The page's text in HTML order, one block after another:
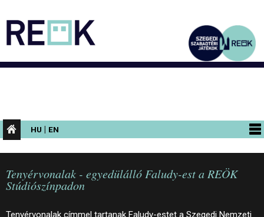
HU | EN
PROGRAMOK
KIÁLLÍTÁSOK
Tenyérvonalak - egyedülálló Faludy-est a REÖK
Stúdiószínpadon
Tenyérvonalak címmel tartanak Faludy-estet a Szegedi Nemzeti